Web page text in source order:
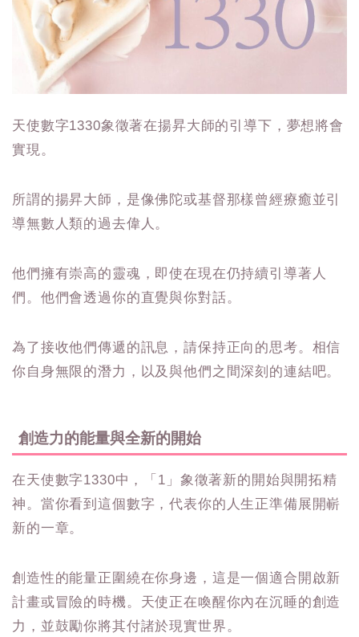
天使數字1330象徵著在揚昇大師的引導下，夢想將會
實現。
所謂的揚昇大師，是像佛陀或基督那樣曾經療癒並引
導無數人類的過去偉人。
他們擁有崇高的靈魂，即使在現在仍持續引導著人
們。他們會透過你的直覺與你對話。
為了接收他們傳遞的訊息，請保持正向的思考。相信
你自身無限的潛力，以及與他們之間深刻的連結吧。
創造力的能量與全新的開始
在天使數字1330中，「1」象徵著新的開始與開拓精
神。當你看到這個數字，代表你的人生正準備展開嶄
新的一章。
創造性的能量正圍繞在你身邊，這是一個適合開啟新
計畫或冒險的時機。天使正在喚醒你內在沉睡的創造
力，並鼓勵你將其付諸於現實世界。